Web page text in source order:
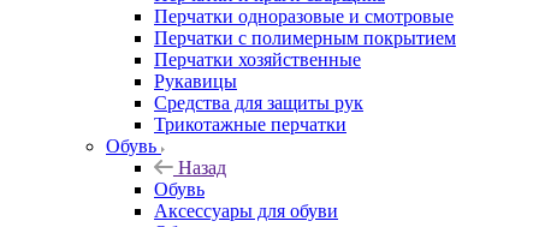
Перчатки одноразовые и смотровые
Перчатки с полимерным покрытием
Перчатки хозяйственные
Рукавицы
Средства для защиты рук
Трикотажные перчатки
Обувь
Назад
Обувь
Аксессуары для обуви